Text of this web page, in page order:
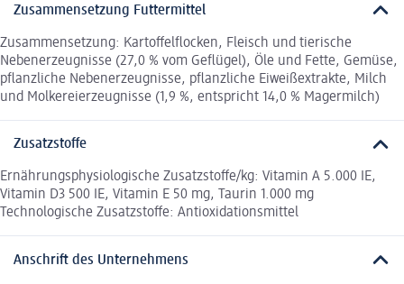
Zusammensetzung Futtermittel
Zusammensetzung: Kartoffelflocken, Fleisch und tierische
Nebenerzeugnisse (27,0 % vom Geflügel), Öle und Fette, Gemüse,
pflanzliche Nebenerzeugnisse, pflanzliche Eiweißextrakte, Milch
und Molkereierzeugnisse (1,9 %, entspricht 14,0 % Magermilch)
Zusatzstoffe
Ernährungsphysiologische Zusatzstoffe/kg: Vitamin A 5.000 IE,
Vitamin D3 500 IE, Vitamin E 50 mg, Taurin 1.000 mg
Technologische Zusatzstoffe: Antioxidationsmittel
Anschrift des Unternehmens